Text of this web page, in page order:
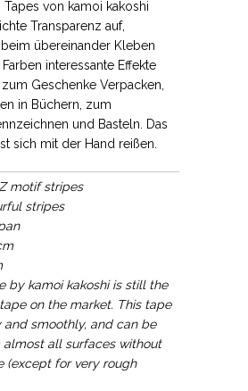
Tapes von kamoi kakoshi
Transparenz auf,
übereinander Kleben
interessante Effekte
Geschenke Verpacken,
in Büchern, zum
und Basteln. Das
sich mit der Hand reißen.
motif stripes
stripes
by kamoi kakoshi is still the
on the market. This tape
and smoothly, and can be
almost all surfaces without
(except for very rough